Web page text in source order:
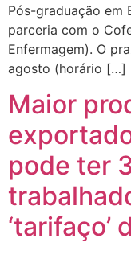
Pós-graduação em
parceria com o
Enfermagem). O
agosto (horário […]
Maior
pode ter
‘tarifaço’